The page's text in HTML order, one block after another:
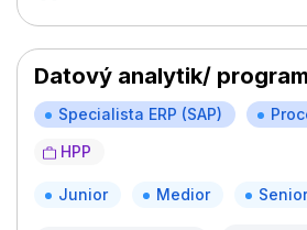
Datový analytik/
Specialista ERP (SAP)
HPP
Junior Medior Senior